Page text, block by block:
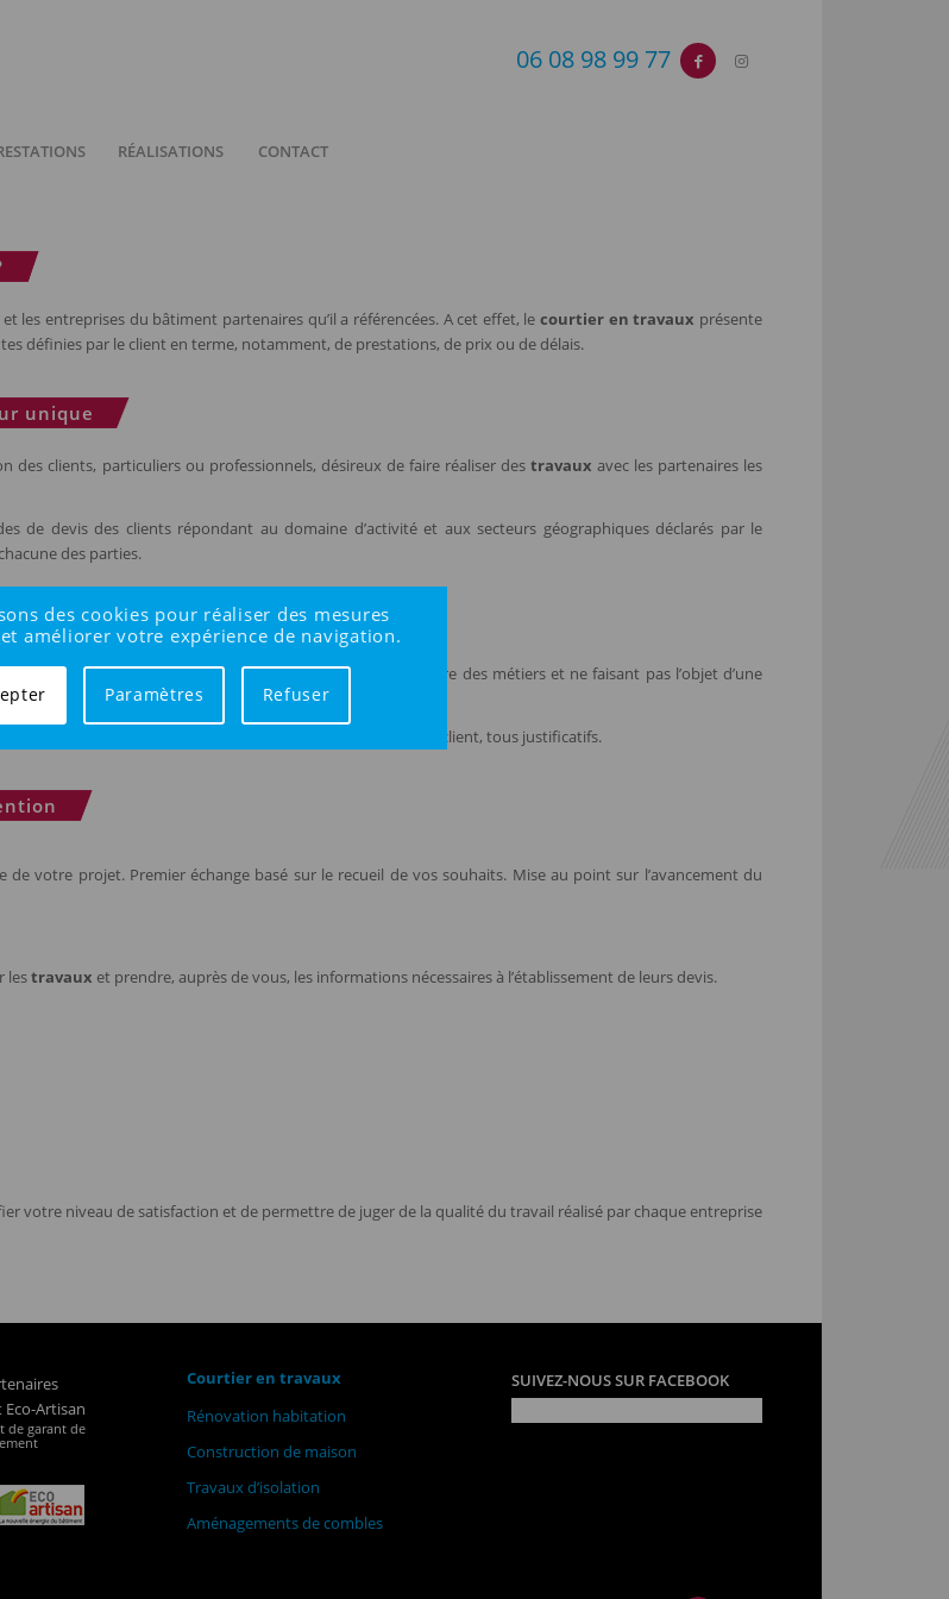
06 08 98 99 77
RÉALISATIONS CONTACT
les entreprises du bâtiment partenaires qu’il a référencées. A cet effet, lecourtier en travaux présente
définies par le client en terme, notamment, de prestations, de prix ou de délais.
unique
des clients, particuliers ou professionnels, désireux de faire réaliser des travaux avec les partenaires les
de devis des clients répondant au domaine d’activité et aux secteurs géographiques déclarés par le
des parties.
confiance
entreprises dûment immatriculées ou inscrites au répertoire des métiers et ne faisant pas l’objet d’une
dûment assurées et d’en fournir, sur demande du client, tous justificatifs.
votre projet. Premier échange basé sur le recueil de vos souhaits. Mise au point sur l’avancement du
lestravaux et prendre, auprès de vous, les informations nécessaires à l’établissement de leurs devis.
votre niveau de satisfaction et de permettre de juger de la qualité du travail réalisé par chaque entreprise
Eco-Artisan
de garant de
Courtier en travaux
Rénovation habitation
Construction de maison
Travaux d’isolation
Aménagements de combles
SUIVEZ-NOUS SUR FACEBOOK
des cookies pour réaliser des mesures
améliorer votre expérience de navigation.
Paramètres Refuser